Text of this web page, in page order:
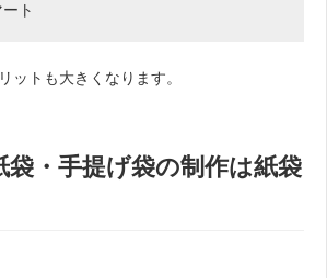
ト
ットも大きくなります。
・手提げ袋の制作は紙袋